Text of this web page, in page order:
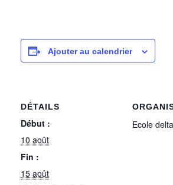
Ajouter au calendrier
DÉTAILS
Début :
10 août
Fin :
15 août
Ecole